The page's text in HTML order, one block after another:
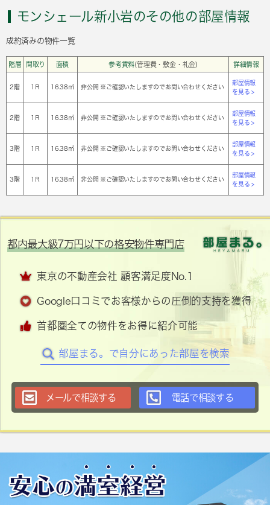
モンシェール新小岩のその他の部屋情報
成約済みの物件一覧
階層 間取り 面積 参考賃料(管理費・敷金・礼金) 詳細情報
2階 1Ｒ 16.38㎡ 非公開 ※ご確認いたしますのでお問い合わせください
部屋情報
を見る >
2階 1Ｒ 16.38㎡ 非公開 ※ご確認いたしますのでお問い合わせください
部屋情報
を見る >
3階 1Ｒ 16.38㎡ 非公開 ※ご確認いたしますのでお問い合わせください
部屋情報
を見る >
3階 1Ｒ 16.38㎡ 非公開 ※ご確認いたしますのでお問い合わせください
部屋情報
を見る >
都内最大級7万円以下の格安物件専門店
東京の不動産会社 顧客満足度No.1
Google口コミでお客様からの圧倒的支持を獲得
首都圏全ての物件をお得に紹介可能
部屋まる。で自分にあった部屋を検索
メールで相談する 電話で相談する